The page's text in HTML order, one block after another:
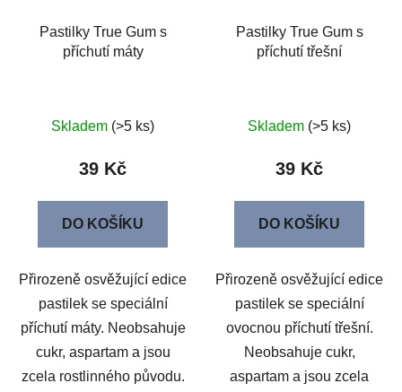
Pastilky True Gum s
příchutí máty
Skladem (>5 ks)
39 Kč
DO KOŠÍKU
Přirozeně osvěžující edice
pastilek se speciální
příchutí máty. Neobsahuje
cukr, aspartam a jsou
zcela rostlinného původu.
Pastilky True Gum s
příchutí třešní
Skladem (>5 ks)
39 Kč
DO KOŠÍKU
Přirozeně osvěžující edice
pastilek se speciální
ovocnou příchutí třešní.
Neobsahuje cukr,
aspartam a jsou zcela